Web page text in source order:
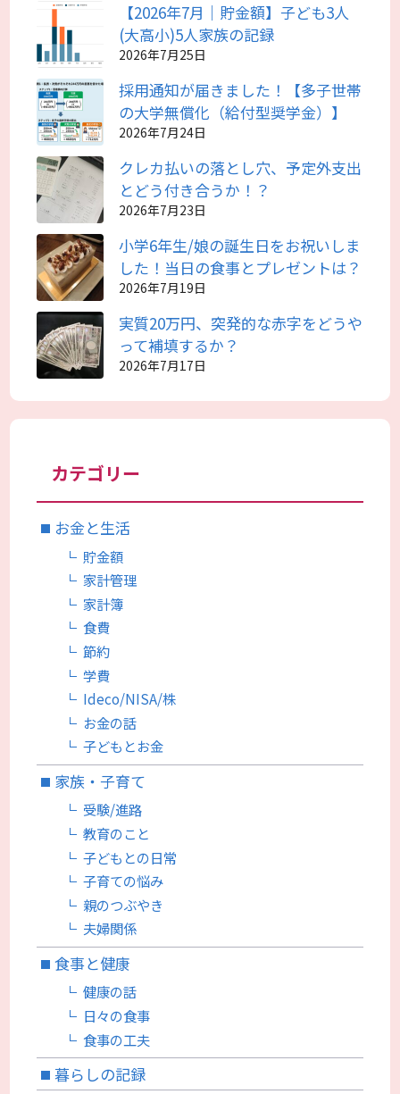
【2026年7月｜貯金額】子ども3人
(大高小)5人家族の記録
2026年7月25日
採用通知が届きました！【多子世帯
の大学無償化（給付型奨学金）】
2026年7月24日
クレカ払いの落とし穴、予定外支出
とどう付き合うか！？
2026年7月23日
小学6年生/娘の誕生日をお祝いしま
した！当日の食事とプレゼントは？
2026年7月19日
実質20万円、突発的な赤字をどうや
って補填するか？
2026年7月17日
カテゴリー
お金と生活
貯金額
家計管理
家計簿
食費
節約
学費
Ideco/NISA/株
お金の話
子どもとお金
家族・子育て
受験/進路
教育のこと
子どもとの日常
子育ての悩み
親のつぶやき
夫婦関係
食事と健康
健康の話
日々の食事
食事の工夫
暮らしの記録